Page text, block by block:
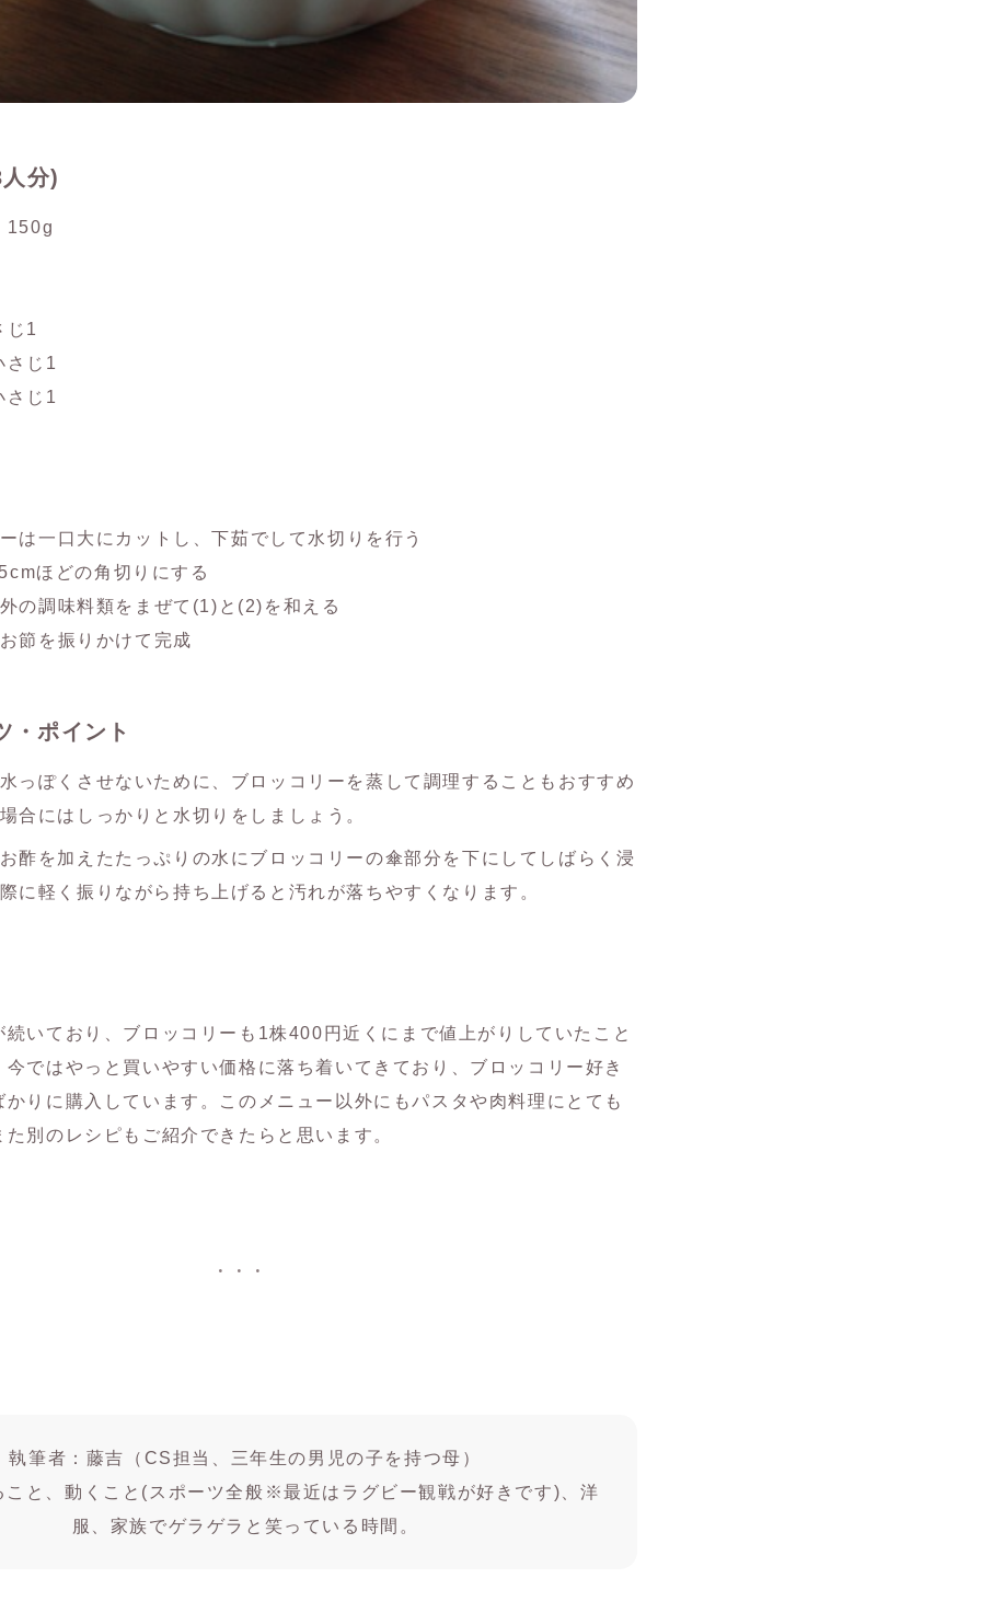
分)
1
じ1
じ1
一口大にカットし、下茹でして水切りを行う
ほどの角切りにする
調味料類をまぜて(1)と(2)を和える
節を振りかけて完成
・ポイント
っぽくさせないために、ブロッコリーを蒸して調理することもおすすめ
合にはしっかりと水切りをしましょう。
酢を加えたたっぷりの水にブロッコリーの傘部分を下にしてしばらく浸
に軽く振りながら持ち上げると汚れが落ちやすくなります。
続いており、ブロッコリーも1株400円近くにまで値上がりしていたこと
ではやっと買いやすい価格に落ち着いてきており、ブロッコリー好き
かりに購入しています。このメニュー以外にもパスタや肉料理にとても
た別のレシピもご紹介できたらと思います。
執筆者：藤吉（CS担当、三年生の男児の子を持つ母）
こと、動くこと(スポーツ全般※最近はラグビー観戦が好きです)、洋
服、家族でゲラゲラと笑っている時間。